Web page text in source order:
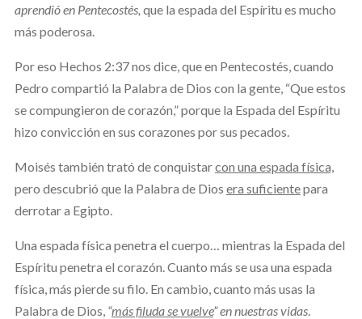
aprendió en Pentecostés, que la espada del Espíritu es mucho
más poderosa.
Por eso Hechos 2:37 nos dice, que en Pentecostés, cuando
Pedro compartió la Palabra de Dios con la gente, “Que estos
se compungieron de corazón,” porque la Espada del Espíritu
hizo convicción en sus corazones por sus pecados.
Moisés también trató de conquistarcon una espada física,
pero descubrió que la Palabra de Dios era suficientepara
derrotar a Egipto.
Una espada física penetra el cuerpo… mientras la Espada del
Espíritu penetra el corazón. Cuanto más se usa una espada
física, más pierde su filo. En cambio, cuanto más usas la
Palabra de Dios, “más filuda se vuelve” en nuestras vidas.